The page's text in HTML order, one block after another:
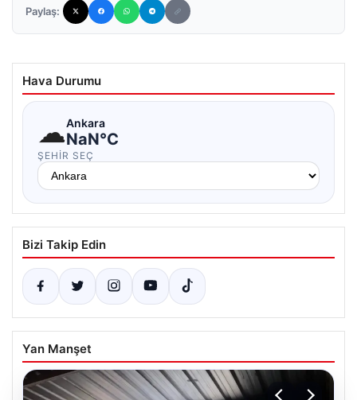
Paylaş:
Hava Durumu
☁Ankara
NaN°C
ŞEHIR SEÇ
Bizi Takip Edin
Yan Manşet